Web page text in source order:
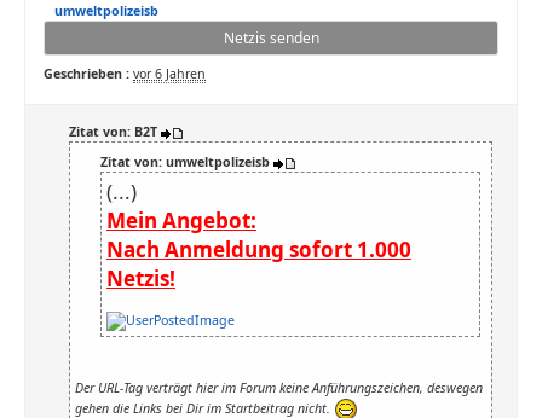
umweltpolizeisb
Netzis senden
Geschrieben : vor 6 Jahren
Zitat von: B2T
Zitat von: umweltpolizeisb
(...)
Mein Angebot:
Nach Anmeldung sofort 1.000
Netzis!
Der URL-Tag verträgt hier im Forum keine Anführungszeichen, deswegen
gehen die Links bei Dir im Startbeitrag nicht.